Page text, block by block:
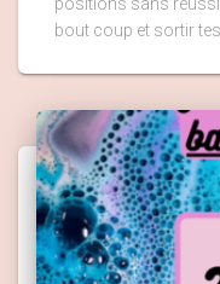
bout coup et sortir